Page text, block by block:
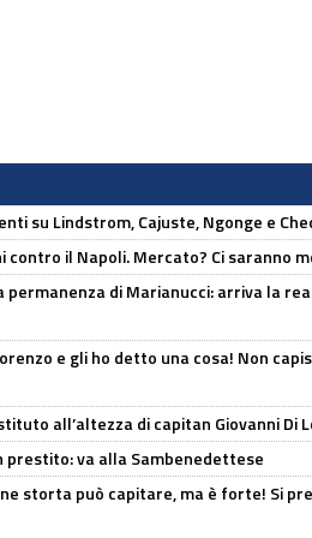
su Lindstrom, Cajuste, Ngonge e
contro il Napoli. Mercato? Ci saranno
di Marianucci: arriva la
e gli ho detto una cosa! Non
all’altezza di capitan Giovanni Di
prestito: va alla Sambenedettese
storta può capitare, ma è forte! Si